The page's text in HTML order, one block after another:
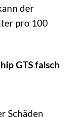
der
pro 100
GTS falsch
Schäden